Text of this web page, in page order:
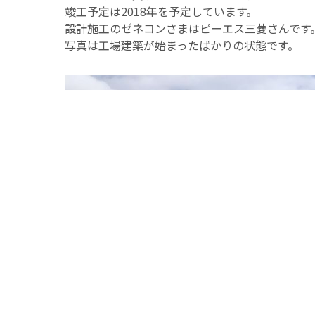
竣工予定は2018年を予定しています。
設計施工のゼネコンさまはピーエス三菱さんです
写真は工場建築が始まったばかりの状態です。